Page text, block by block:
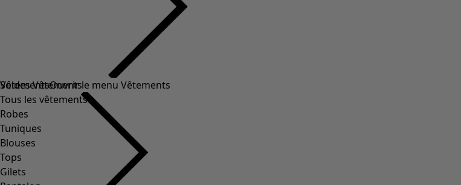
Soldes Vêtements
Tous les vêtements
Robes
Tuniques
Blouses
Tops
Gilets
VêtementsOuvrir le menu Vêtements